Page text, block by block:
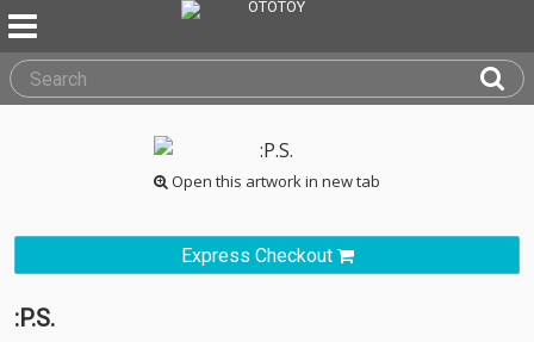
Open this artwork in new tab
Express Checkout
:P.S.